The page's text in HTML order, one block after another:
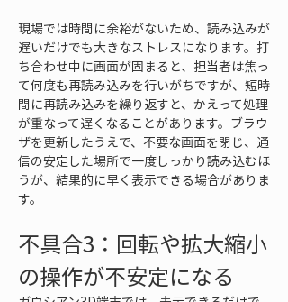
現場では時間に余裕がないため、読み込みが
遅いだけでも大きなストレスになります。打
ち合わせ中に画面が固まると、担当者は焦っ
て何度も再読み込みを行いがちですが、短時
間に再読み込みを繰り返すと、かえって処理
が重なって遅くなることがあります。ブラウ
ザを更新したうえで、不要な画面を閉じ、通
信の安定した場所で一度しっかり読み込むほ
うが、結果的に早く表示できる場合がありま
す。
不具合3：回転や拡大縮小
の操作が不安定になる